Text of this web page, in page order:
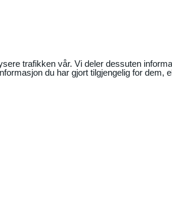
trafikken vår. Vi deler dessuten
du har gjort tilgjengelig for dem,